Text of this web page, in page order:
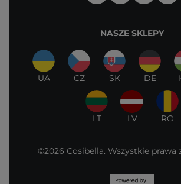
NASZE SKLEPY
UA CZ SK DE
LT LV RO
©2026 Cosibella. Wszystkie prawa